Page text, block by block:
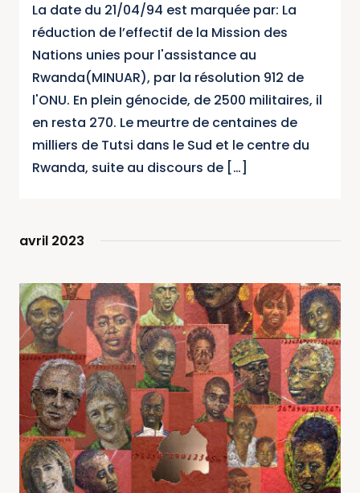
La date du 21/04/94 est marquée par: La
réduction de l’effectif de la Mission des
Nations unies pour l'assistance au
Rwanda(MINUAR), par la résolution 912 de
l'ONU. En plein génocide, de 2500 militaires, il
en resta 270. Le meurtre de centaines de
milliers de Tutsi dans le Sud et le centre du
Rwanda, suite au discours de […]
avril 2023